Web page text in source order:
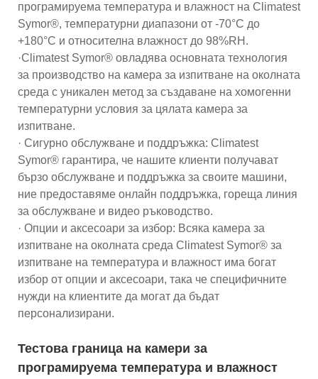
програмируема температура и влажност на Climatest
Symor®, температурни диапазони от -70°C до
+180°C и относителна влажност до 98%RH.
·Climatest Symor® овладява основната технология
за производство на камера за изпитване на околната
среда с уникален метод за създаване на хомогенни
температурни условия за цялата камера за
изпитване.
· Сигурно обслужване и поддръжка: Climatest
Symor® гарантира, че нашите клиенти получават
бързо обслужване и поддръжка за своите машини,
ние предоставяме онлайн поддръжка, гореща линия
за обслужване и видео ръководство.
· Опции и аксесоари за избор: Всяка камера за
изпитване на околната среда Climatest Symor® за
изпитване на температура и влажност има богат
избор от опции и аксесоари, така че специфичните
нужди на клиентите да могат да бъдат
персонализирани.
Тестова граница на камери за
програмируема температура и влажност